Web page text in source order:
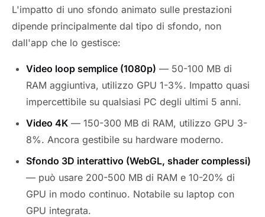
L'impatto di uno sfondo animato sulle prestazioni
dipende principalmente dal tipo di sfondo, non
dall'app che lo gestisce:
Video loop semplice (1080p) — 50-100 MB di
RAM aggiuntiva, utilizzo GPU 1-3%. Impatto quasi
impercettibile su qualsiasi PC degli ultimi 5 anni.
Video 4K — 150-300 MB di RAM, utilizzo GPU 3-
8%. Ancora gestibile su hardware moderno.
Sfondo 3D interattivo (WebGL, shader complessi)
— può usare 200-500 MB di RAM e 10-20% di
GPU in modo continuo. Notabile su laptop con
GPU integrata.